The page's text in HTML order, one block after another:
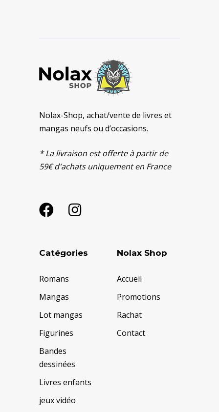
Nolax-Shop, achat/vente de livres et
mangas neufs ou d’occasions.
* La livraison est offerte à partir de
59€ d'achats uniquement en France
Catégories
Romans
Mangas
Lot mangas
Figurines
Bandes
dessinées
Livres enfants
jeux vidéo
Nolax Shop
Accueil
Promotions
Rachat
Contact